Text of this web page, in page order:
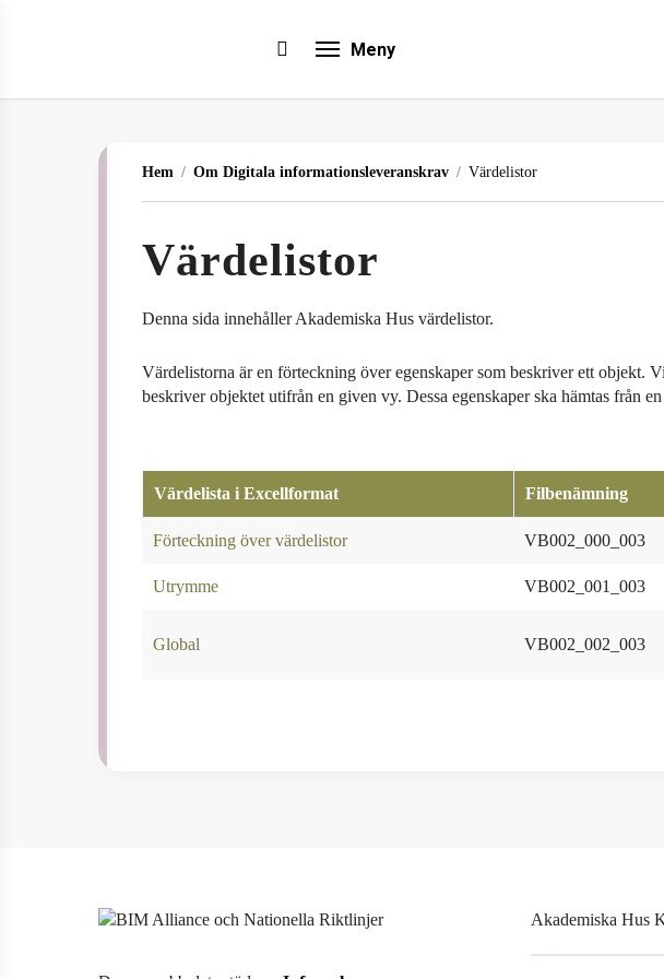
search Meny
Hem / Om Digitala informationsleveranskrav / Värdelistor
Värdelistor
Denna sida innehåller Akademiska Hus värdelistor.
Värdelistorna är en förteckning över egenskaper som beskriver ett objekt.
beskriver objektet utifrån en given vy. Dessa egenskaper ska hämtas från
Värdelista i Excellformat Filbenämning
Förteckning över värdelistor VB002_000_003
Utrymme VB002_001_003
Global VB002_002_003
Akademiska Hus